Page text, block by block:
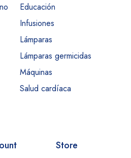
Educación
Infusiones
Lámparas
Lámparas germicidas
Máquinas
Salud cardíaca
Store